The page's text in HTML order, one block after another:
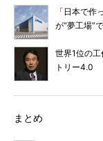
「日本で
が“夢工場”
世界1位の
トリー4.0
まとめ